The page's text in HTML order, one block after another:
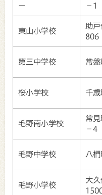
ー
－1
東山小学校
助
806
第三中学校 常
桜小学校 千
毛野南小学校
常見
－4
毛野中学校 八
毛野小学校
大